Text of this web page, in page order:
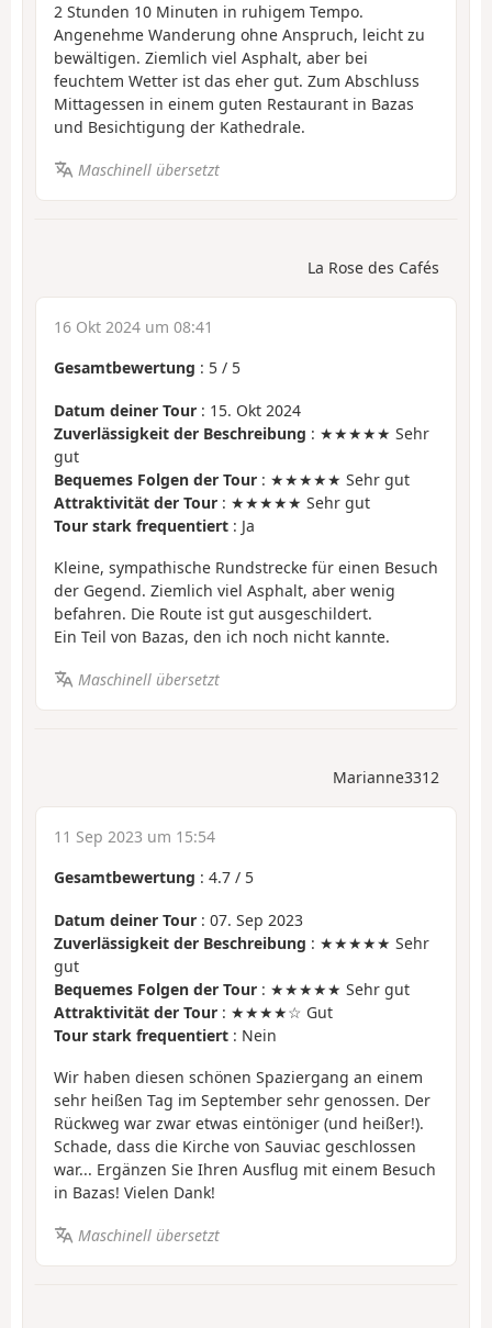
2 Stunden 10 Minuten in ruhigem Tempo.
Angenehme Wanderung ohne Anspruch, leicht zu
bewältigen. Ziemlich viel Asphalt, aber bei
feuchtem Wetter ist das eher gut. Zum Abschluss
Mittagessen in einem guten Restaurant in Bazas
und Besichtigung der Kathedrale.
Maschinell übersetzt
La Rose des Cafés
16 Okt 2024 um 08:41
Gesamtbewertung : 5 / 5
Datum deiner Tour : 15. Okt 2024
Zuverlässigkeit der Beschreibung : ★★★★★ Sehr
gut
Bequemes Folgen der Tour : ★★★★★ Sehr gut
Attraktivität der Tour : ★★★★★ Sehr gut
Tour stark frequentiert : Ja
Kleine, sympathische Rundstrecke für einen Besuch
der Gegend. Ziemlich viel Asphalt, aber wenig
befahren. Die Route ist gut ausgeschildert.
Ein Teil von Bazas, den ich noch nicht kannte.
Maschinell übersetzt
Marianne3312
11 Sep 2023 um 15:54
Gesamtbewertung : 4.7 / 5
Datum deiner Tour : 07. Sep 2023
Zuverlässigkeit der Beschreibung : ★★★★★ Sehr
gut
Bequemes Folgen der Tour : ★★★★★ Sehr gut
Attraktivität der Tour : ★★★★☆ Gut
Tour stark frequentiert : Nein
Wir haben diesen schönen Spaziergang an einem
sehr heißen Tag im September sehr genossen. Der
Rückweg war zwar etwas eintöniger (und heißer!).
Schade, dass die Kirche von Sauviac geschlossen
war... Ergänzen Sie Ihren Ausflug mit einem Besuch
in Bazas! Vielen Dank!
Maschinell übersetzt